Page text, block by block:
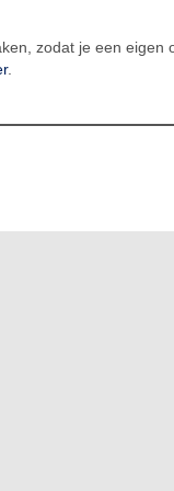
zodat je een eigen
.